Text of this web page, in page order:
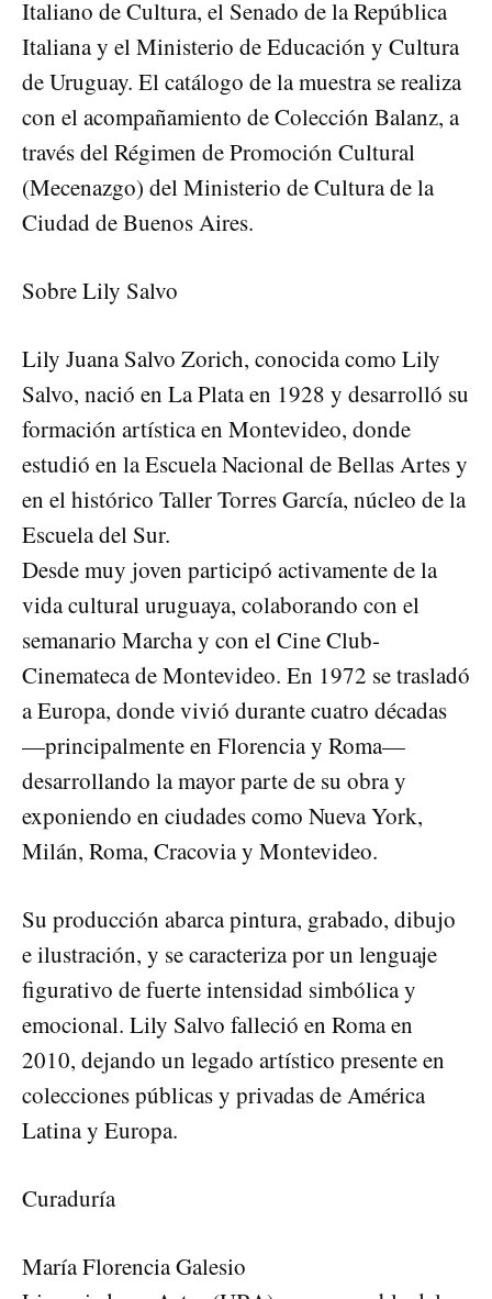
Italiano de Cultura, el Senado de la República
Italiana y el Ministerio de Educación y Cultura
de Uruguay. El catálogo de la muestra se realiza
con el acompañamiento de Colección Balanz, a
través del Régimen de Promoción Cultural
(Mecenazgo) del Ministerio de Cultura de la
Ciudad de Buenos Aires.
Sobre Lily Salvo
Lily Juana Salvo Zorich, conocida como Lily
Salvo, nació en La Plata en 1928 y desarrolló su
formación artística en Montevideo, donde
estudió en la Escuela Nacional de Bellas Artes y
en el histórico Taller Torres García, núcleo de la
Escuela del Sur.
Desde muy joven participó activamente de la
vida cultural uruguaya, colaborando con el
semanario Marcha y con el Cine Club-
Cinemateca de Montevideo. En 1972 se trasladó
a Europa, donde vivió durante cuatro décadas
—principalmente en Florencia y Roma—
desarrollando la mayor parte de su obra y
exponiendo en ciudades como Nueva York,
Milán, Roma, Cracovia y Montevideo.
Su producción abarca pintura, grabado, dibujo
e ilustración, y se caracteriza por un lenguaje
figurativo de fuerte intensidad simbólica y
emocional. Lily Salvo falleció en Roma en
2010, dejando un legado artístico presente en
colecciones públicas y privadas de América
Latina y Europa.
Curaduría
María Florencia Galesio